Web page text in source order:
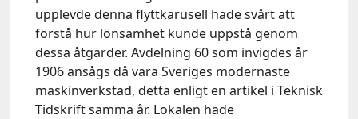
upplevde denna flyttkarusell hade svårt att
förstå hur lönsamhet kunde uppstå genom
dessa åtgärder. Avdelning 60 som invigdes år
1906 ansågs då vara Sveriges modernaste
maskinverkstad, detta enligt en artikel i Teknisk
Tidskrift samma år. Lokalen hade